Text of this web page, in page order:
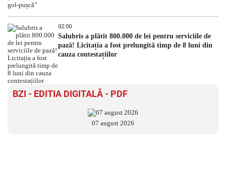
02:00
Salubris a plătit 800.000 de lei pentru serviciile de
pază! Licitația a fost prelungită timp de 8 luni din
cauza contestațiilor
BZI - EDITIA DIGITALĂ - PDF
07 august 2026